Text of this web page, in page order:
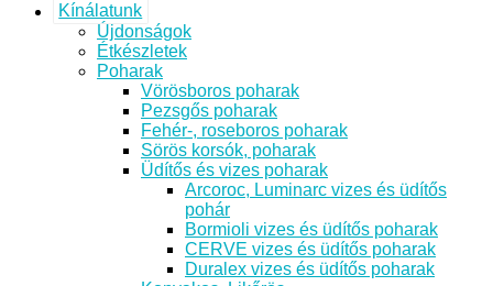
Kínálatunk
Újdonságok
Étkészletek
Poharak
Vörösboros poharak
Pezsgős poharak
Fehér-, roseboros poharak
Sörös korsók, poharak
Üdítős és vizes poharak
Arcoroc, Luminarc vizes és üdítős
pohár
Bormioli vizes és üdítős poharak
CERVE vizes és üdítős poharak
Duralex vizes és üdítős poharak